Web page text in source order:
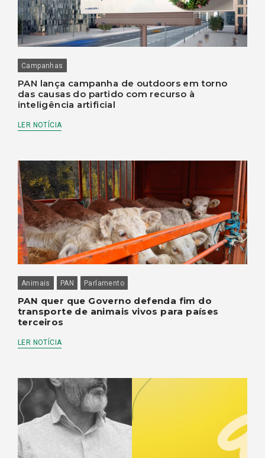
Campanhas
PAN lança campanha de outdoors em torno
das causas do partido com recurso à
inteligência artificial
LER NOTÍCIA
Animais PAN Parlamento
PAN quer que Governo defenda fim do
transporte de animais vivos para países
terceiros
LER NOTÍCIA